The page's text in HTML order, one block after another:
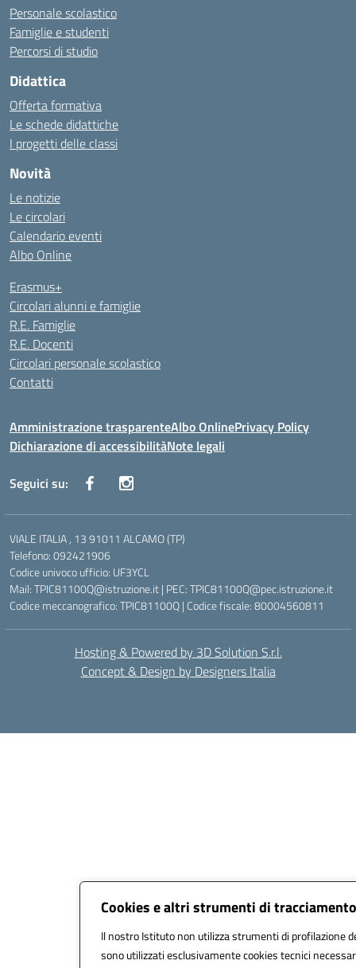
Cookies e altri strumenti di tracciamento
Il nostro Istituto non utilizza strumenti di profilazione
sono utilizzati esclusivamente cookies tecnici
Personale scolastico
Famiglie e studenti
Percorsi di studio
Didattica
Offerta formativa
Le schede didattiche
I progetti delle classi
Novità
Le notizie
Le circolari
Calendario eventi
Albo Online
Erasmus+
Circolari alunni e famiglie
R.E. Famiglie
R.E. Docenti
Circolari personale scolastico
Contatti
Amministrazione trasparenteAlbo OnlinePrivacy Policy
Dichiarazione di accessibilitàNote legali
Seguici su:
VIALE ITALIA , 13 91011 ALCAMO (TP)
Telefono: 092421906
Codice univoco ufficio: UF3YCL
Mail: TPIC81100Q@istruzione.it | PEC: TPIC81100Q@pec.istruzione.it
Codice meccanografico: TPIC81100Q | Codice fiscale: 80004560811
Hosting & Powered by 3D Solution S.r.l.
Concept & Design by Designers Italia